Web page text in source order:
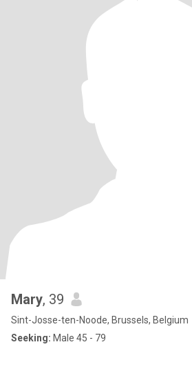
Mary, 39
Sint-Josse-ten-Noode, Brussels, Belgium
Seeking: Male 45 - 79